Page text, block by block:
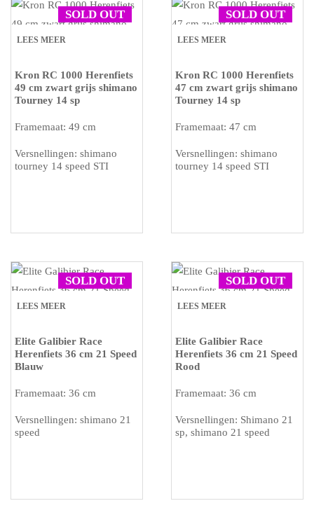
LEES MEER
SOLD OUT
Kron RC 1000 Herenfiets
49 cm zwart grijs shimano
Tourney 14 sp
Framemaat: 49 cm
Versnellingen: shimano
tourney 14 speed STI
LEES MEER
SOLD OUT
Kron RC 1000 Herenfiets
47 cm zwart grijs shimano
Tourney 14 sp
Framemaat: 47 cm
Versnellingen: shimano
tourney 14 speed STI
LEES MEER
SOLD OUT
Elite Galibier Race
Herenfiets 36 cm 21 Speed
Blauw
Framemaat: 36 cm
Versnellingen: shimano 21
speed
LEES MEER
SOLD OUT
Elite Galibier Race
Herenfiets 36 cm 21 Speed
Rood
Framemaat: 36 cm
Versnellingen: Shimano 21
sp, shimano 21 speed